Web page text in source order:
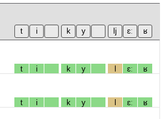
t i k y l ɛː ʁ
t i k y l ɛː ʁ